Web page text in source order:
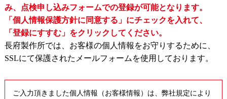
み、点検申し込みフォームでの登録が可能となります。
「個人情報保護方針に同意する」にチェックを入れて、
「登録にすすむ」をクリックしてください。
長府製作所では、お客様の個人情報をお守りするために、
SSLにて保護されたメールフォームを使用しております。
ご入力頂きました個人情報（お客様情報）は、弊社規定により